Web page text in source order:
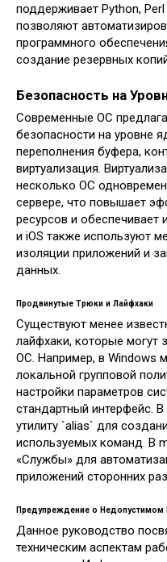
поддерживает Python,
позволяют
программного
создание резервных
Безопасность на
Современные ОС
безопасности на уровне
переполнения буфера,
виртуализация.
несколько ОС
сервере, что повышает
ресурсов и
и iOS также используют
изоляции приложений и
данных.
Продвинутые Трюки и Лайфхаки
Существуют менее
лайфхаки, которые могут
ОС. Например, в Windows
локальной групповой
настройки параметров
стандартный интерфейс.
утилиту `alias` для
используемых команд. В
«Службы» для
приложений сторонних
Предупреждение о Недопустимом
Данное руководство
техническим аспектам